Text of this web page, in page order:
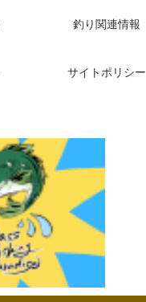
釣り関連情報
サイトポリシー